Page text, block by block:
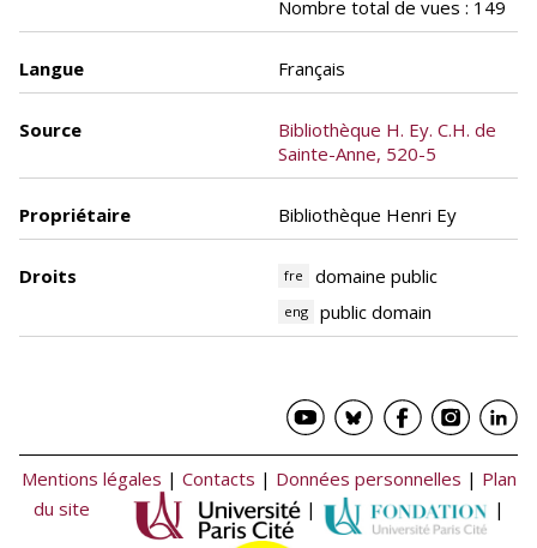
Nombre total de vues : 149
Langue Français
Source
Bibliothèque H. Ey. C.H. de
Sainte-Anne, 520-5
Propriétaire Bibliothèque Henri Ey
Droits fre domaine public
eng public domain
Mentions légales | Contacts | Données personnelles | Plan
du site
| |